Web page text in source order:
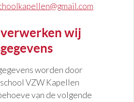
wij
worden door
VZW Kapellen
van de volgende